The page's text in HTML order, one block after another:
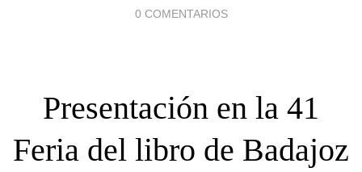
0 COMENTARIOS
Presentación en la 41
Feria del libro de Badajoz